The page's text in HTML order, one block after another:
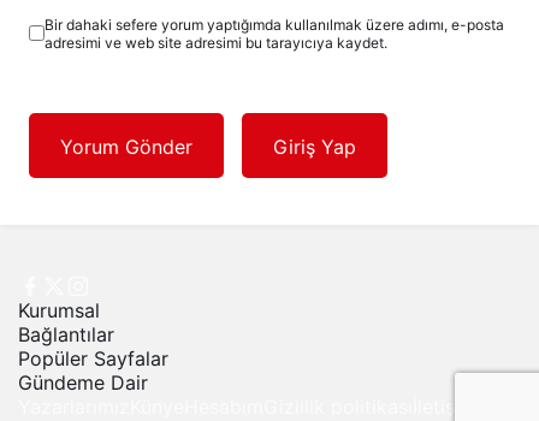
Bir dahaki sefere yorum yaptığımda kullanılmak üzere adımı, e-posta
adresimi ve web site adresimi bu tarayıcıya kaydet.
Yorum Gönder Giriş Yap
Kurumsal
Bağlantılar
Popüler Sayfalar
Gündeme Dair